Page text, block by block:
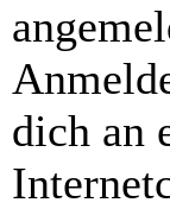
dich an